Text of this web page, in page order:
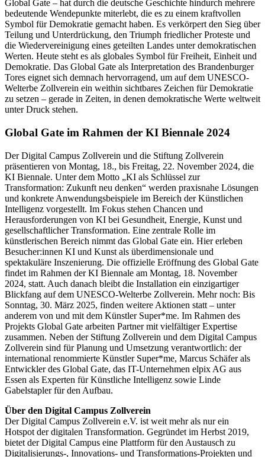
Global Gate – hat durch die deutsche Geschichte hindurch mehrere
bedeutende Wendepunkte miterlebt, die es zu einem kraftvollen
Symbol für Demokratie gemacht haben. Es verkörpert den Sieg über
Teilung und Unterdrückung, den Triumph friedlicher Proteste und
die Wiedervereinigung eines geteilten Landes unter demokratischen
Werten. Heute steht es als globales Symbol für Freiheit, Einheit und
Demokratie. Das Global Gate als Interpretation des Brandenburger
Tores eignet sich demnach hervorragend, um auf dem UNESCO-
Welterbe Zollverein ein weithin sichtbares Zeichen für Demokratie
zu setzen – gerade in Zeiten, in denen demokratische Werte weltweit
unter Druck stehen.
Global Gate im Rahmen der KI Biennale 2024
Der Digital Campus Zollverein und die Stiftung Zollverein
präsentieren von Montag, 18., bis Freitag, 22. November 2024, die
KI Biennale. Unter dem Motto „KI als Schlüssel zur
Transformation: Zukunft neu denken“ werden praxisnahe Lösungen
und konkrete Anwendungsbeispiele im Bereich der Künstlichen
Intelligenz vorgestellt. Im Fokus stehen Chancen und
Herausforderungen von KI bei Gesundheit, Energie, Kunst und
gesellschaftlicher Transformation. Eine zentrale Rolle im
künstlerischen Bereich nimmt das Global Gate ein. Hier erleben
Besucher:innen KI und Kunst als überdimensionale und
spektakuläre Inszenierung. Die offizielle Eröffnung des Global Gate
findet im Rahmen der KI Biennale am Montag, 18. November
2024, statt. Auch danach bleibt die Installation ein einzigartiger
Blickfang auf dem UNESCO-Welterbe Zollverein. Mehr noch: Bis
Sonntag, 30. März 2025, finden weitere Aktionen statt – unter
anderem von und mit dem Künstler Super*me. Im Rahmen des
Projekts Global Gate arbeiten Partner mit vielfältiger Expertise
zusammen. Neben der Stiftung Zollverein und dem Digital Campus
Zollverein sind für Planung und Umsetzung verantwortlich: der
international renommierte Künstler Super*me, Marcus Schäfer als
Entwickler des Global Gate, das IT-Unternehmen elpix AG aus
Essen als Experten für Künstliche Intelligenz sowie Linde
Gabelstapler für den Aufbau.
Über den Digital Campus Zollverein
Der Digital Campus Zollverein e.V. ist weit mehr als nur ein
Hotspot der digitalen Transformation. Gegründet im Herbst 2019,
bietet der Digital Campus eine Plattform für den Austausch zu
Digitalisierungs-, Innovations- und Transformations-Projekten und